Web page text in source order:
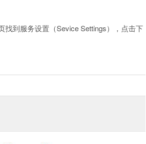
到服务设置（Sevice Settings），点击下